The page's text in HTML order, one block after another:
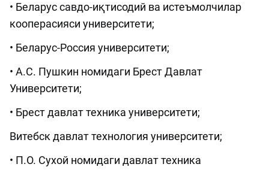
• Беларус савдо-иқтисодий ва истеъмолчилар
кооперасияси университети;
• Беларус-Россия университети;
• А.С. Пушкин номидаги Брест Давлат
Университети;
• Брест давлат техника университети;
Витебск давлат технология университети;
• П.О. Сухой номидаги давлат техника